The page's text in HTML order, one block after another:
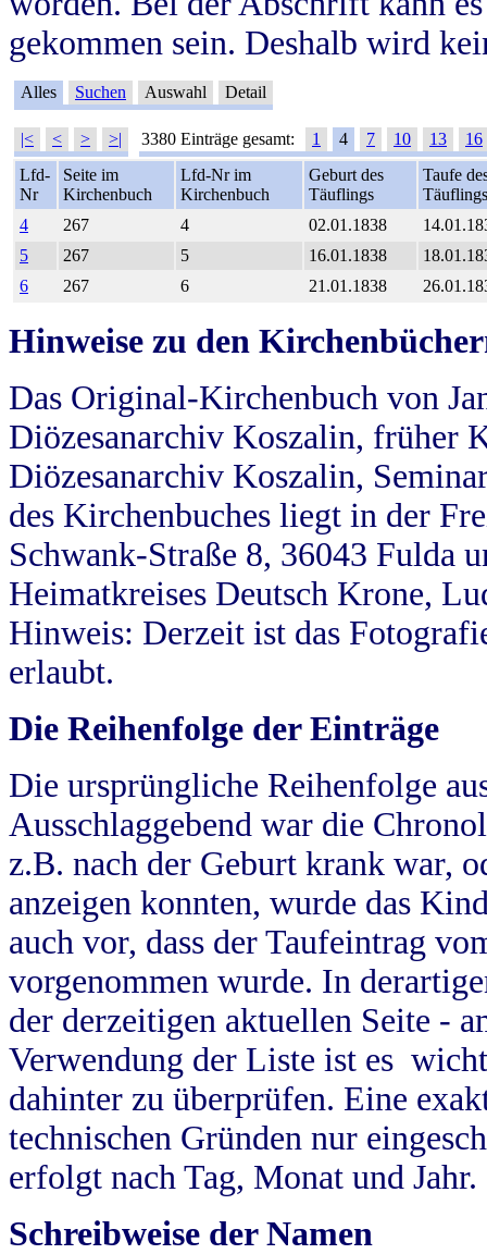
gekommen sein. Deshalb wird
Alles Suchen Auswahl Detail
|< < > >| 3380 Einträge gesamt: 1 4 7 10 13
16
Lfd-
Nr
Seite im
Kirchenbuch
Lfd-Nr im
Kirchenbuch
Geburt des
Täuflings
Taufe
Täuflings
4
267 4 02.01.1838
5
267 5 16.01.1838
6
267 6 21.01.1838
Hinweise zu den
Das Original-Kirchenbuch von
Diözesanarchiv Koszalin, früher
Diözesanarchiv Koszalin,
des Kirchenbuches liegt in der
Schwank-Straße 8, 36043 Fulda
Heimatkreises Deutsch Krone,
Hinweis: Derzeit ist das
erlaubt.
Die Reihenfolge der Einträge
Die ursprüngliche Reihenfolge
Ausschlaggebend war die
z.B. nach der Geburt krank war,
anzeigen konnten, wurde das
auch vor, dass der Taufeintrag
vorgenommen wurde. In
der derzeitigen aktuellen Seite -
Verwendung der Liste ist es
dahinter zu überprüfen. Eine
technischen Gründen nur
erfolgt nach Tag, Monat und Jahr.
Schreibweise der Namen